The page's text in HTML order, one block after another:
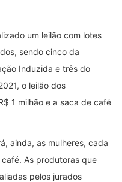
um leilão com lotes
sendo cinco da
Induzida e três do
o leilão dos
1 milhão e a saca de café
ainda, as mulheres, cada
As produtoras que
pelos jurados